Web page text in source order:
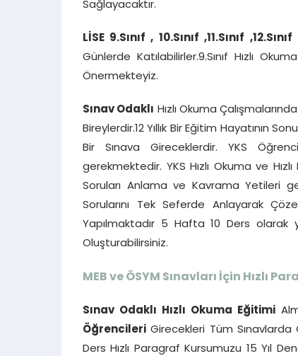
Sağlayacaktır.
LİSE 9.Sınıf , 10.Sınıf ,11.Sınıf
Günlerde Katılabilirler.9.Sınıf Hızlı
Önermekteyiz.
Sınav Odaklı Hızlı Okuma
Bireylerdir.12 Yıllık Bir Eğitim Hayatının
Bir Sınava Gireceklerdir. YKS
gerekmektedir. YKS Hızlı Okuma ve
Soruları Anlama ve Kavrama Yetileri
Sorularını Tek Seferde Anlayarak
Yapılmaktadır 5 Hafta 10 Ders olarak
Oluşturabilirsiniz.
MEB ve ÖSYM Sınavları İçin Hızlı
Sınav Odaklı Hızlı Okuma Eğitimi
Öğrencileri Girecekleri Tüm Sınavlarda
Ders Hızlı Paragraf Kursumuzu 15 Yıl